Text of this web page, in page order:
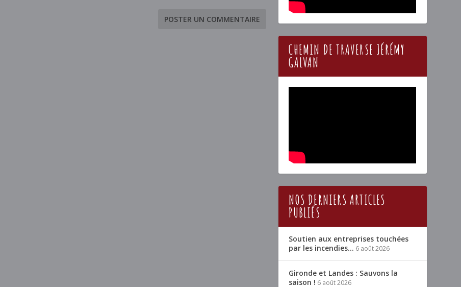
CHEMIN DE TRAVERSE JÉRÉMY
GALVAN
NOS DERNIERS ARTICLES
PUBLIÉS
Soutien aux entreprises touchées
par les incendies… 6 août 2026
Gironde et Landes : Sauvons la
saison ! 6 août 2026